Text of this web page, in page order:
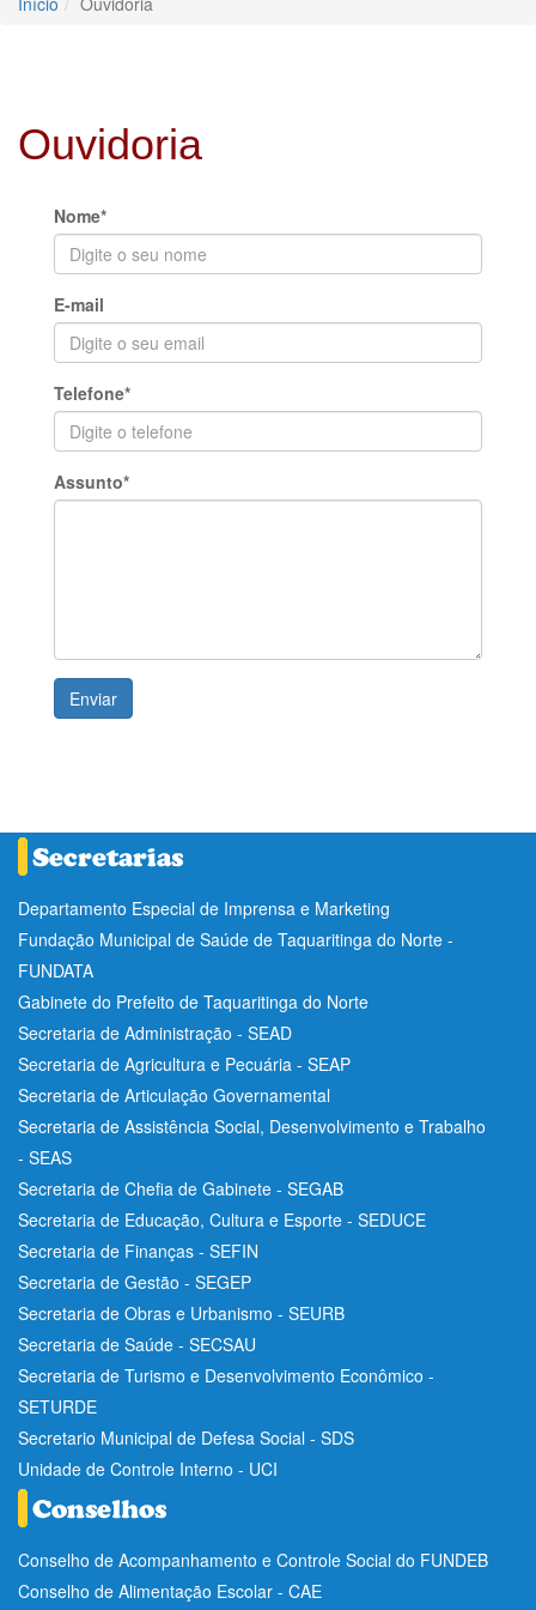
Ouvidoria
Nome*
E-mail
Telefone*
Assunto*
Departamento Especial de Imprensa e Marketing
Fundação Municipal de Saúde de Taquaritinga do Norte -
FUNDATA
Gabinete do Prefeito de Taquaritinga do Norte
Secretaria de Administração - SEAD
Secretaria de Agricultura e Pecuária - SEAP
Secretaria de Articulação Governamental
Secretaria de Assistência Social, Desenvolvimento e Trabalho
- SEAS
Secretaria de Chefia de Gabinete - SEGAB
Secretaria de Educação, Cultura e Esporte - SEDUCE
Secretaria de Finanças - SEFIN
Secretaria de Gestão - SEGEP
Secretaria de Obras e Urbanismo - SEURB
Secretaria de Saúde - SECSAU
Secretaria de Turismo e Desenvolvimento Econômico -
SETURDE
Secretario Municipal de Defesa Social - SDS
Unidade de Controle Interno - UCI
Conselho de Acompanhamento e Controle Social do FUNDEB
Conselho de Alimentação Escolar - CAE